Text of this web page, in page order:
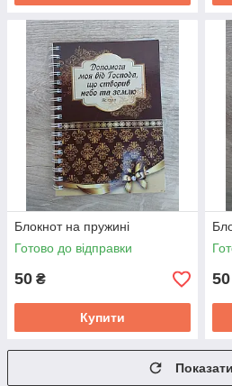
Блокнот на пружині
Готово до відправки
50 ₴
Купити
50